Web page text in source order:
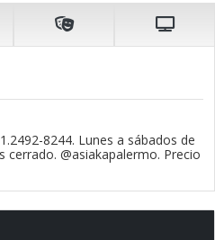
8244. Lunes a sábados de
cerrado. @asiakapalermo. Precio